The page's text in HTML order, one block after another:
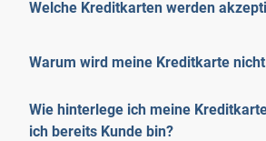
Welche Kreditkarten werden
Warum wird meine Kreditkarte
Wie hinterlege ich meine
ich bereits Kunde bin?